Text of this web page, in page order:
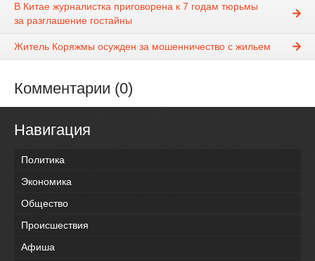
В Китае журналистка приговорена к 7 годам тюрьмы
за разглашение гостайны
Житель Коряжмы осужден за мошенничество с жильем
Комментарии (0)
Навигация
Политика
Экономика
Общество
Происшествия
Афиша